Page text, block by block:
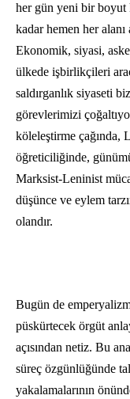
her gün yeni bir boyut
kadar hemen her
Ekonomik, siyasi,
ülkede işbirlikçileri
saldırganlık siyaseti
görevlerimizi
köleleştirme çağında,
öğreticiliğinde,
Marksist-Leninist
düşünce ve eylem
olandır.
Bugün de
püskürtecek örgüt
açısından netiz. Bu
süreç özgünlüğünde
yakalamalarının